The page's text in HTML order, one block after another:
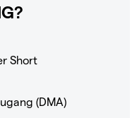
Short
(DMA)